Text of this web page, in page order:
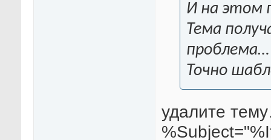
И на этом
Тема
Точно
удалите